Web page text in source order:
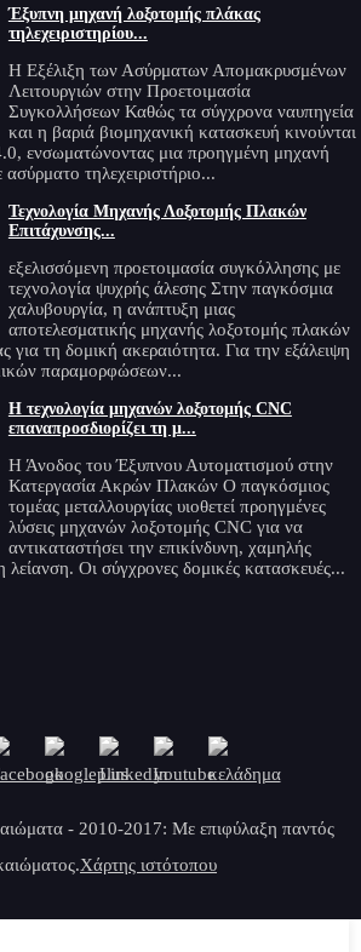
Έξυπνη μηχανή λοξοτομής πλάκας
τηλεχειριστηρίου...
Η Εξέλιξη των Ασύρματων Απομακρυσμένων
Λειτουργιών στην Προετοιμασία
Συγκολλήσεων Καθώς τα σύγχρονα ναυπηγεία
και η βαριά βιομηχανική κατασκευή κινούνται
ενσωματώνοντας μια προηγμένη μηχανή
τηλεχειριστήριο...
Τεχνολογία Μηχανής Λοξοτομής Πλακών
Επιτάχυνσης...
εξελισσόμενη προετοιμασία συγκόλλησης με
τεχνολογία ψυχρής άλεσης Στην παγκόσμια
χαλυβουργία, η ανάπτυξη μιας
αποτελεσματικής μηχανής λοξοτομής πλακών
για τη δομική ακεραιότητα. Για την εξάλειψη
παραμορφώσεων...
Η τεχνολογία μηχανών λοξοτομής CNC
επαναπροσδιορίζει τη μ...
Η Άνοδος του Έξυπνου Αυτοματισμού στην
Κατεργασία Ακρών Πλακών Ο παγκόσμιος
τομέας μεταλλουργίας υιοθετεί προηγμένες
λύσεις μηχανών λοξοτομής CNC για να
αντικαταστήσει την επικίνδυνη, χαμηλής
λείανση. Οι σύγχρονες δομικές κατασκευές...
- 2010-2017: Με επιφύλαξη παντός
Χάρτης ιστότοπου